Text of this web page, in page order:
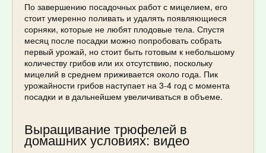
По завершению посадочных работ с мицелием, его
стоит умеренно поливать и удалять появляющиеся
сорняки, которые не любят плодовые тела. Спустя
месяц после посадки можно попробовать собрать
первый урожай, но стоит быть готовым к небольшому
количеству грибов или их отсутствию, поскольку
мицелий в среднем приживается около года. Пик
урожайности грибов наступает на 3-4 год с момента
посадки и в дальнейшем увеличиваться в объеме.
Выращивание трюфелей в
домашних условиях: видео